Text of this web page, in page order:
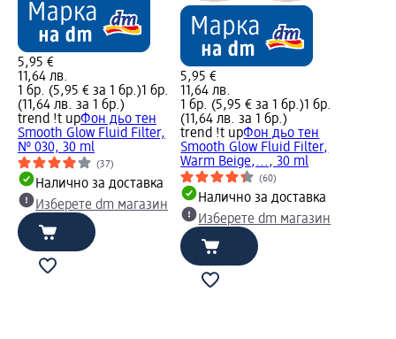
5,95 €
11,64 лв.
1 бр. (5,95 € за 1 бр.)1 бр.
(11,64 лв. за 1 бр.)
trend !t upФон дьо тен
Smooth Glow Fluid Filter,
№ 030, 30 ml
(37)
Налично за доставка
Изберете dm магазин
5,95 €
11,64 лв.
1 бр. (5,95 € за 1 бр.)1 бр.
(11,64 лв. за 1 бр.)
trend !t upФон дьо тен
Smooth Glow Fluid Filter,
Warm Beige,..., 30 ml
(60)
Налично за доставка
Изберете dm магазин